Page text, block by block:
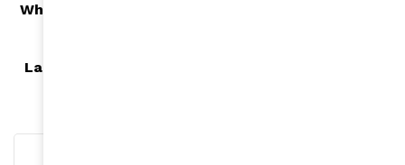
Whitley Isa : son projet autour du cheveu naturel
La rugby woman Anne-Cécile Ciofani s’associe à